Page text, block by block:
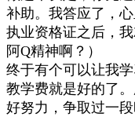
补助。我答应了，
执业资格证之后，
阿Q精神啊？）
终于有个可以让我
教学费就是好的了
好努力，争取过一段